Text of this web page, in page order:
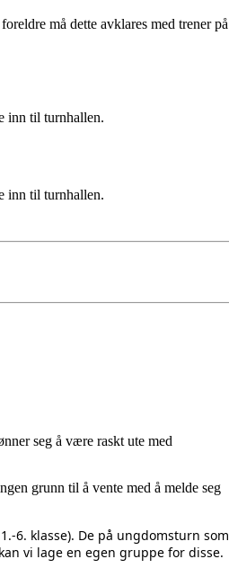
må dette avklares med trener på
inn til turnhallen.
inn til turnhallen.
seg å være raskt ute med
grunn til å vente med å melde seg
6. klasse). De på ungdomsturn som
vi lage en egen gruppe for disse.